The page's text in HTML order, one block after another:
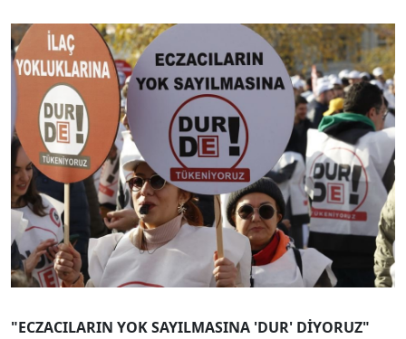
"ECZACILARIN YOK SAYILMASINA 'DUR' DİYORUZ"